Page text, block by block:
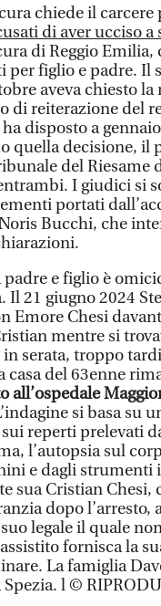
chiede il carcere
di aver ucciso
di Reggio
per figlio e padre. Il
aveva chiesto
di reiterazione del
disposto a
quella decisione, il
del Riesame
I giudici si
portati
Bucchi, che
padre e figlio è
Il 21 giugno 2024
Emore Chesi
mentre si
in serata, troppo
casa del 63enne
all’ospedale
si basa su
reperti prelevati
l’autopsia sul
e dagli strumenti
sua Cristian
dopo l’arresto,
legale il quale
fornisca la
La famiglia
l ©